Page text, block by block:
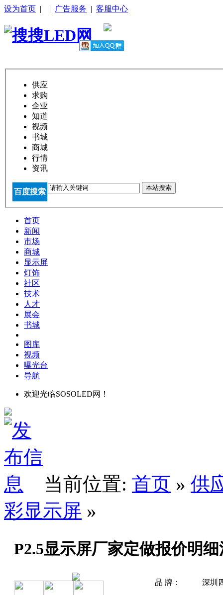
设为首页 | | 广告服务 | 客服中心
供应
求购
企业
知道
视频
书城
商城
行情
资讯
百度搜索 本站搜索
首页
新闻
市场
商城
显示屏
灯饰
社区
技术
人才
展会
书城
图库
视频
曝光台
导航
欢迎光临SOSOLED网！
当前位置: 首页 » 供
彩显示屏 »
P2.5显示屏厂家定做报价明
品 牌： 深圳